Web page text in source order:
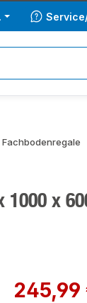
Fachbodenregale
x
Regulärer
245,99